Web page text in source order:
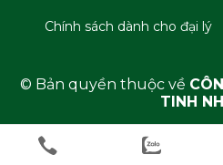
Có tính khử mùi nhẹ
→ Đây là chiết xuất thực vật
PEG-40
Chính sách dành cho đại lý
© Bản quyền thuộc về
TINH